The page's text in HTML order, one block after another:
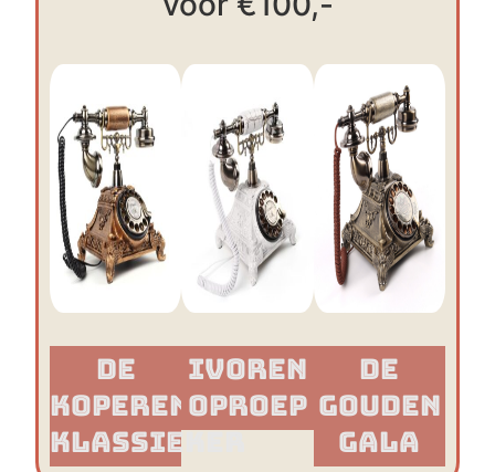
De
Koperen
Klassieker​
Ivoren
Oproep
De
Gouden
Gala